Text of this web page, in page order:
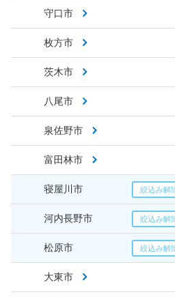
守口市
枚方市
茨木市
八尾市
泉佐野市
富田林市
寝屋川市
河内長野市
松原市
大東市